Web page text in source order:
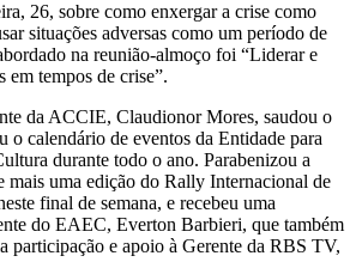
26, sobre como enxergar a crise como
situações adversas como um período de
na reunião-almoço foi “Liderar e
em tempos de crise”.
da ACCIE, Claudionor Mores, saudou o
o calendário de eventos da Entidade para
durante todo o ano. Parabenizou a
mais uma edição do Rally Internacional de
final de semana, e recebeu uma
do EAEC, Everton Barbieri, que também
participação e apoio à Gerente da RBS TV,